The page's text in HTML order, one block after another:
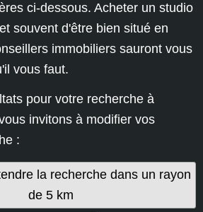
ci-dessous. Acheter un studio
souvent d'être bien situé en
immobiliers sauront vous
vous faut.
pour votre recherche à
invitons à modifier vos
:
la recherche dans un rayon
de 5 km